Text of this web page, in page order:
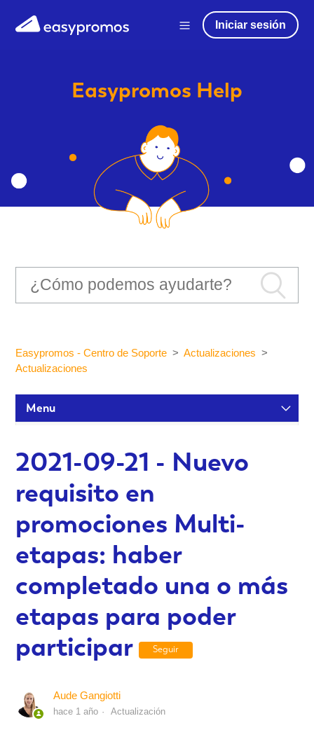
Iniciar sesión
Easypromos Help
Easypromos - Centro de Soporte
Actualizaciones
Actualizaciones
Menu
Participantes y estadísticas
Personalización y Diseño
Publicación y Difusión
Integraciones
Videotutoriales
2021-09-21 - Nuevo
requisito en
promociones Multi-
etapas: haber
completado una o más
etapas para poder
participar
Seguir
Aude Gangiotti
hace 1 año Actualización